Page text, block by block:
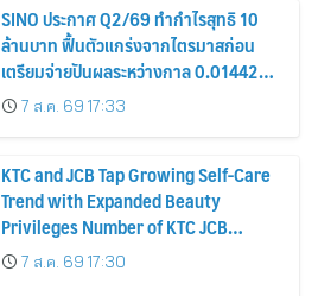
SINO ประกาศ Q2/69 ทำกำไรสุทธิ 10
ล้านบาท ฟื้นตัวแกร่งจากไตรมาสก่อน
เตรียมจ่ายปันผลระหว่างกาล 0.014423
บาทต่อหุ้น ครึ่งปีหลังมุ่งเติบโตต่อเนื่อง
7 ส.ค. 69 17:33
KTC and JCB Tap Growing Self-Care
Trend with Expanded Beauty
Privileges Number of KTC JCB
Cardmembers Spending on
Cosmetics Rises 26%
7 ส.ค. 69 17:30